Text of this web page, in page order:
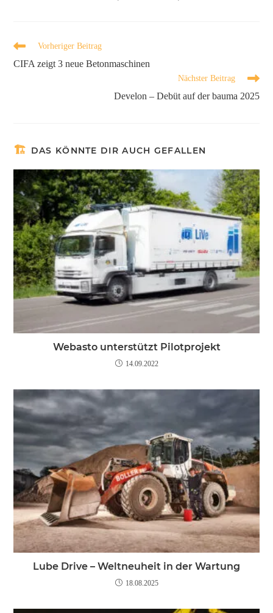
Vorheriger Beitrag
CIFA zeigt 3 neue Betonmaschinen
Nächster Beitrag
Develon – Debüt auf der bauma 2025
DAS KÖNNTE DIR AUCH GEFALLEN
Webasto unterstützt Pilotprojekt
14.09.2022
Lube Drive – Weltneuheit in der Wartung
18.08.2025